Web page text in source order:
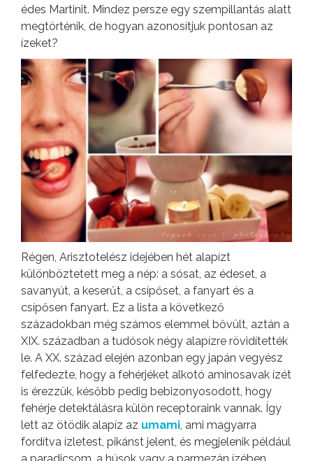
édes Martinit. Mindez persze egy szempillantás alatt
megtörténik, de hogyan azonosítjuk pontosan az
ízeket?
Régen, Arisztotelész idejében hét alapízt
különböztetett meg a nép: a sósat, az édeset, a
savanyút, a keserűt, a csípőset, a fanyart és a
csípősen fanyart. Ez a lista a következő
századokban még számos elemmel bővült, aztán a
XIX. században a tudósok négy alapízre rövidítették
le. A XX. század elején azonban egy japán vegyész
felfedezte, hogy a fehérjéket alkotó aminosavak ízét
is érezzük, később pedig bebizonyosodott, hogy
fehérje detektálásra külön receptoraink vannak. Így
lett az ötödik alapíz az umami, ami magyarra
fordítva ízletest, pikánst jelent, és megjelenik például